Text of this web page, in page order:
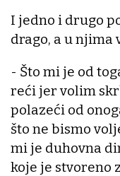
I jedno i drugo
drago, a u njima
- Što mi je od
reći jer volim
polazeći od
što ne bismo
mi je duhovna
koje je stvoreno